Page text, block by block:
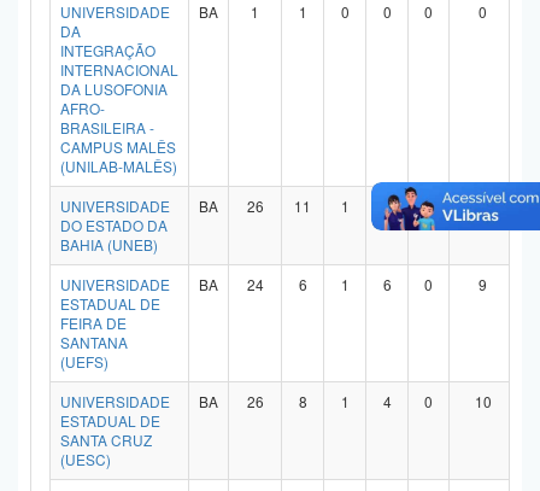
UNIVERSIDADE
DA
INTEGRAÇÃO
INTERNACIONAL
DA LUSOFONIA
AFRO-
BRASILEIRA -
CAMPUS MALÊS
(UNILAB-MALÊS)
BA 1 1 0 0 0 0
UNIVERSIDADE
DO ESTADO DA
BAHIA (UNEB)
BA 26 11 1 6 1 4
UNIVERSIDADE
ESTADUAL DE
FEIRA DE
SANTANA
(UEFS)
BA 24 6 1 6 0 9
UNIVERSIDADE
ESTADUAL DE
SANTA CRUZ
(UESC)
BA 26 8 1 4 0 10